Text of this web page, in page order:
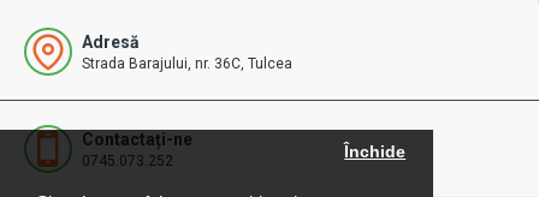
Închide
Adresă
Strada Barajului, nr. 36C, Tulcea
Contactați-ne
0745.073.252